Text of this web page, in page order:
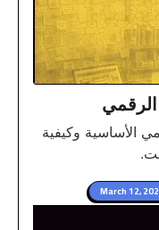
الأساسية وكيفية
March 12,